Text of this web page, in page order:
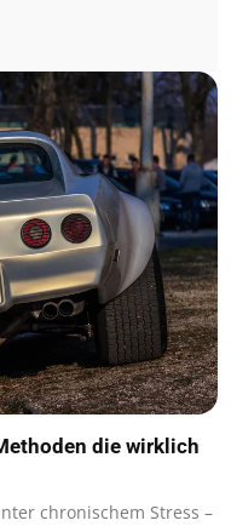
die wirklich
chronischem Stress –